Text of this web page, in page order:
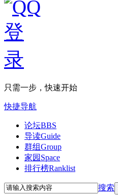
只需一步，快速开始
快捷导航
论坛BBS
导读Guide
群组Group
家园 Space
排行榜Ranklist
搜索